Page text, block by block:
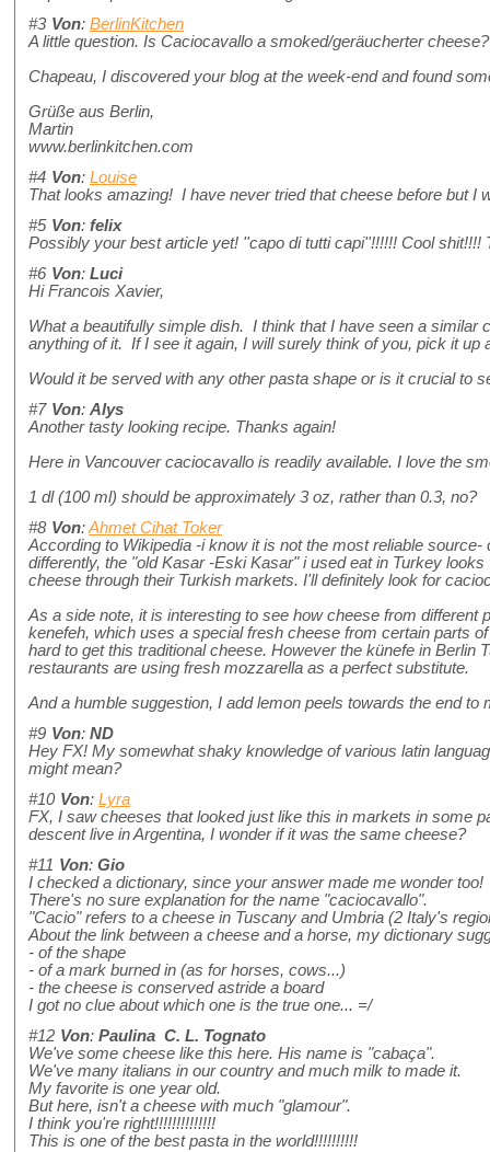
#3 Von: BerlinKitchen
A little question. Is Caciocavallo a smoked/geräucherter cheese?
Chapeau, I discovered your blog at the week-end and found
Grüße aus Berlin,
Martin
www.berlinkitchen.com
#4 Von: Louise
That looks amazing! I have never tried that cheese before but I
#5 Von: felix
Possibly your best article yet! ''capo di tutti capi''!!!!!! Cool
#6 Von: Luci
Hi Francois Xavier,
What a beautifully simple dish. I think that I have seen a similar
anything of it. If I see it again, I will surely think of you, pick it up
Would it be served with any other pasta shape or is it crucial to
#7 Von: Alys
Another tasty looking recipe. Thanks again!
Here in Vancouver caciocavallo is readily available. I love the
1 dl (100 ml) should be approximately 3 oz, rather than 0.3, no?
#8 Von:Ahmet Cihat Toker
According to Wikipedia -i know it is not the most reliable
differently, the "old Kasar -Eski Kasar" i used eat in Turkey
cheese through their Turkish markets. I'll definitely look for
As a side note, it is interesting to see how cheese from
kenefeh, which uses a special fresh cheese from certain parts
hard to get this traditional cheese. However the künefe in Berlin
restaurants are using fresh mozzarella as a perfect substitute.
And a humble suggestion, I add lemon peels towards the end
#9 Von: ND
Hey FX! My somewhat shaky knowledge of various latin
might mean?
#10 Von: Lyra
FX, I saw cheeses that looked just like this in markets in some
descent live in Argentina, I wonder if it was the same cheese?
#11 Von: Gio
I checked a dictionary, since your answer made me wonder too!
There's no sure explanation for the name "caciocavallo".
"Cacio" refers to a cheese in Tuscany and Umbria (2 Italy's
About the link between a cheese and a horse, my dictionary
- of the shape
- of a mark burned in (as for horses, cows...)
- the cheese is conserved astride a board
I got no clue about which one is the true one... =/
#12 Von: Paulina C. L. Tognato
We've some cheese like this here. His name is "cabaça".
We've many italians in our country and much milk to made it.
My favorite is one year old.
But here, isn't a cheese with much "glamour".
I think you're right!!!!!!!!!!!!!!
This is one of the best pasta in the world!!!!!!!!!!